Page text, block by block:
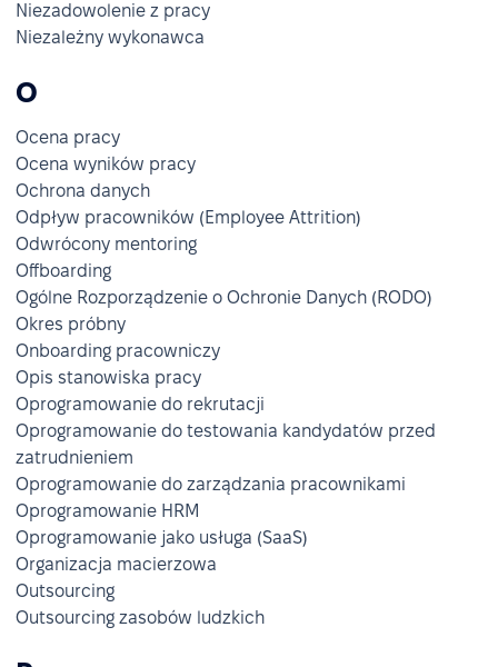
Niezadowolenie z pracy
Niezależny wykonawca
O
Ocena pracy
Ocena wyników pracy
Ochrona danych
Odpływ pracowników (Employee Attrition)
Odwrócony mentoring
Offboarding
Ogólne Rozporządzenie o Ochronie Danych (RODO)
Okres próbny
Onboarding pracowniczy
Opis stanowiska pracy
Oprogramowanie do rekrutacji
Oprogramowanie do testowania kandydatów przed
zatrudnieniem
Oprogramowanie do zarządzania pracownikami
Oprogramowanie HRM
Oprogramowanie jako usługa (SaaS)
Organizacja macierzowa
Outsourcing
Outsourcing zasobów ludzkich